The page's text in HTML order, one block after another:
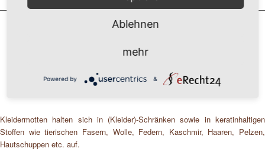
Kleider-Motten bekämpfen
Kleidermotten halten sich in (Kleider)-Schränken sowie in keratinhaltigen
Stoffen wie tierischen Fasern, Wolle, Federn, Kaschmir, Haaren, Pelzen,
Hautschuppen etc. auf.
Ablehnen
mehr
Powered by &